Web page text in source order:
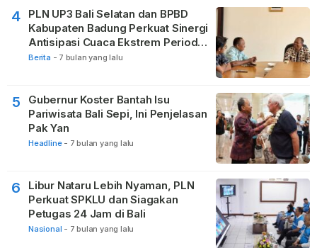
4
PLN UP3 Bali Selatan dan BPBD
Kabupaten Badung Perkuat Sinergi
Antisipasi Cuaca Ekstrem Periode
Nataru
Berita - 7 bulan yang lalu
5
Gubernur Koster Bantah Isu
Pariwisata Bali Sepi, Ini Penjelasan
Pak Yan
Headline - 7 bulan yang lalu
6
Libur Nataru Lebih Nyaman, PLN
Perkuat SPKLU dan Siagakan
Petugas 24 Jam di Bali
Nasional - 7 bulan yang lalu